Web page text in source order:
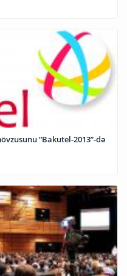
“Bakutel-2013”-də